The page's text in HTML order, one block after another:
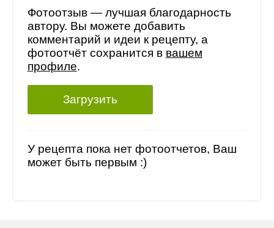
Фотоотзыв — лучшая благодарность
автору. Вы можете добавить
комментарий и идеи к рецепту, а
фотоотчёт сохранится в вашем
профиле.
Загрузить
У рецепта пока нет фотоотчетов, Ваш
может быть первым :)